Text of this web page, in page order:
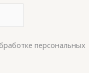
персональных